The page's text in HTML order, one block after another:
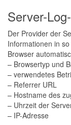
Server-
Der Provider der
Informationen in
Browser
– Browsertyp und
– verwendetes
– Referrer URL
– Hostname des
– Uhrzeit der
– IP-Adresse